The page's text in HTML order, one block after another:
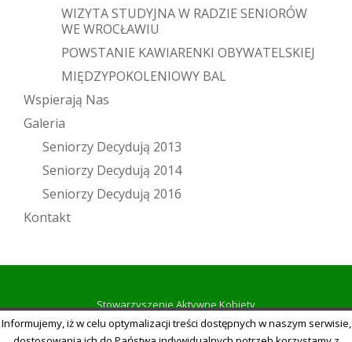
WIZYTA STUDYJNA W RADZIE SENIORÓW
WE WROCŁAWIU
POWSTANIE KAWIARENKI OBYWATELSKIEJ
MIĘDZYPOKOLENIOWY BAL
Wspierają Nas
Galeria
Seniorzy Decydują 2013
Seniorzy Decydują 2014
Seniorzy Decydują 2016
Kontakt
Stowarzyszenie Aktywne Kobiety
- - -
Informujemy, iż w celu optymalizacji treści dostępnych w naszym serwisie,